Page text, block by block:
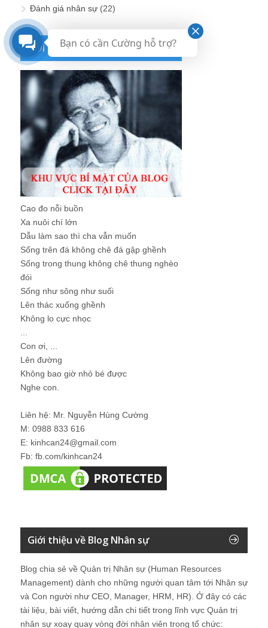
Đánh giá nhân sự (22)
NÓI VỚI CON
Cao đo nỗi buồn
Xa nuôi chí lớn
Dẫu làm sao thì cha vẫn muốn
Sống trên đá không chê đá gập ghềnh
Sống trong thung không chê thung nghèo
đói
Sống như sông như suối
Lên thác xuống ghềnh
Không lo cực nhọc
Con ơi, ...
Lên đường
Không bao giờ nhỏ bé được
Nghe con.
Liên hệ: Mr. Nguyễn Hùng Cường
M: 0988 833 616
E: kinhcan24@gmail.com
Fb: fb.com/kinhcan24
Giới thiệu về Blog Nhân sự
Blog chia sẻ về Quản trị Nhân sự (Human Resources
Management) dành cho những người quan tâm tới Nhân sự
và Con người như CEO, Manager, HRM, HR). Ở đây có các
tài liệu, bài viết, hướng dẫn chi tiết trong lĩnh vực Quản trị
nhân sự xoay quay vòng đời nhân viên trong tổ chức:
Bạn có cần Cường hỗ trợ?